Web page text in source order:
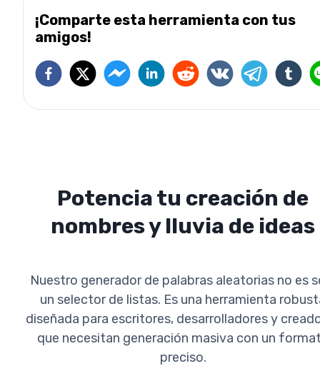
¡Comparte esta herramienta con tus
amigos!
Potencia tu creación de
nombres y lluvia de ideas
Nuestro generador de palabras aleatorias no es
un selector de listas. Es una herramienta
diseñada para escritores, desarrolladores y
que necesitan generación masiva con un
preciso.